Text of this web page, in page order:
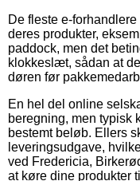
De fleste e-
deres produkter,
paddock, men det
klokkeslæt, sådan at
døren før
En hel del online
beregning, men typisk
bestemt beløb. Ellers
leveringsudgave,
ved Fredericia,
at køre dine produkter